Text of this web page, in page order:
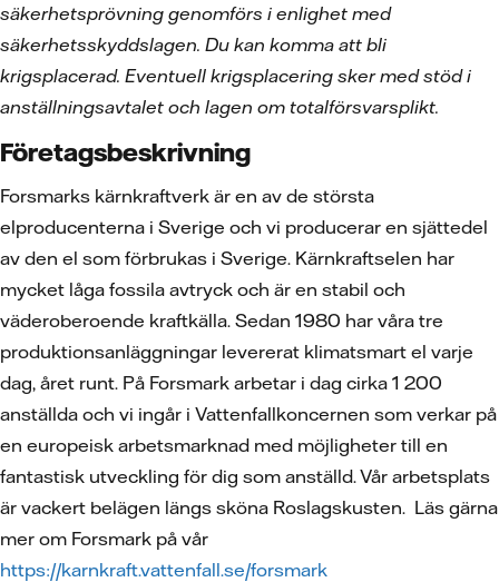
säkerhetsprövning genomförs i enlighet med
säkerhetsskyddslagen. Du kan komma att bli
krigsplacerad. Eventuell krigsplacering sker med stöd i
anställningsavtalet och lagen om totalförsvarsplikt.
Företagsbeskrivning
Forsmarks kärnkraftverk är en av de största
elproducenterna i Sverige och vi producerar en sjättedel
av den el som förbrukas i Sverige. Kärnkraftselen har
mycket låga fossila avtryck och är en stabil och
väderoberoende kraftkälla. Sedan 1980 har våra tre
produktionsanläggningar levererat klimatsmart el varje
dag, året runt. På Forsmark arbetar i dag cirka 1 200
anställda och vi ingår i Vattenfallkoncernen som verkar på
en europeisk arbetsmarknad med möjligheter till en
fantastisk utveckling för dig som anställd. Vår arbetsplats
är vackert belägen längs sköna Roslagskusten. Läs gärna
mer om Forsmark på vår
https://karnkraft.vattenfall.se/forsmark